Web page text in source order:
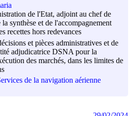
de l'Etat, adjoint au chef de
la synthèse et de l'accompagnement
recettes hors redevances
et pièces administratives et de
adjudicatrice DSNA pour la
des marchés, dans les limites de
de la navigation aérienne